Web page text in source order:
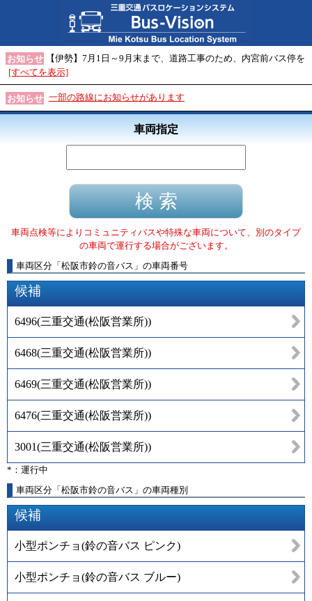
お知らせ
【伊勢】7月1日～9月末まで、道路工事のため、内宮前バス停を
[すべてを表示]
お知らせ 一部の路線にお知らせがあります
車両指定
車両点検等によりコミュニティバスや特殊な車両について、別のタイプ
の車両で運行する場合がございます。
車両区分 「 松阪市鈴の音バス 」 の車両番号
候補
6496(三重交通(松阪営業所))
6468(三重交通(松阪営業所))
6469(三重交通(松阪営業所))
6476(三重交通(松阪営業所))
3001(三重交通(松阪営業所))
*：運行中
車両区分「松阪市鈴の音バス」の車両種別
候補
小型ポンチョ(鈴の音バス ピンク)
小型ポンチョ(鈴の音バス ブルー)